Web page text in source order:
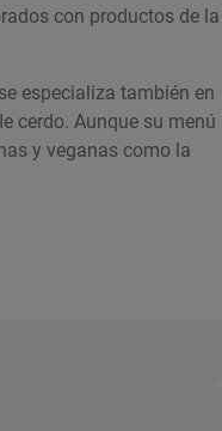
con productos de la
especializa también en
cerdo. Aunque su menú
y veganas como la